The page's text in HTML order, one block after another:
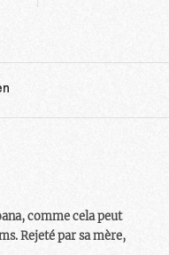
comme cela peut
Rejeté par sa mère,